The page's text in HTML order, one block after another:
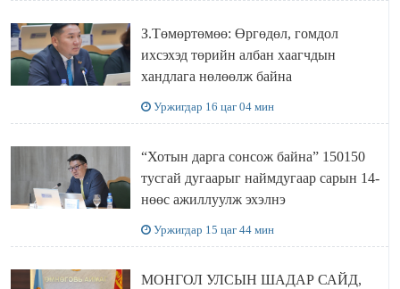
З.Төмөртөмөө: Өргөдөл, гомдол
ихсэхэд төрийн албан хаагчдын
хандлага нөлөөлж байна
Уржигдар 16 цаг 04 мин
“Хотын дарга сонсож байна” 150150
тусгай дугаарыг наймдугаар сарын 14-
нөөс ажиллуулж эхэлнэ
Уржигдар 15 цаг 44 мин
МОНГОЛ УЛСЫН ШАДАР САЙД,